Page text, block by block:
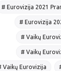
# Eurovizija 2021
# Eurovizija
# Vaikų
# Vaikų
Vaikų Eurovizija